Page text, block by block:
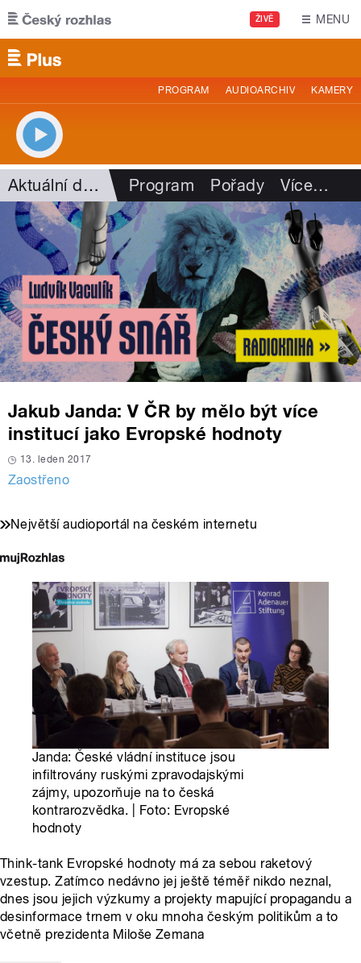
Přejít k hlavnímu obsahu
ŽIVĚ MENU
PROGRAM AUDIOARCHIV KAMERY
Aktuální dění Program Pořady Více…
Jakub Janda: V ČR by mělo být více
institucí jako Evropské hodnoty
13. leden 2017
Zaostřeno
Největší audioportál na českém internetu
Janda: České vládní instituce jsou
infiltrovány ruskými zpravodajskými
zájmy, upozorňuje na to česká
kontrarozvědka. | Foto: Evropské
hodnoty
Think-tank Evropské hodnoty má za sebou raketový
vzestup. Zatímco nedávno jej ještě téměř nikdo neznal,
dnes jsou jejich výzkumy a projekty mapující propagandu a
desinformace trnem v oku mnoha českým politikům a to
včetně prezidenta Miloše Zemana